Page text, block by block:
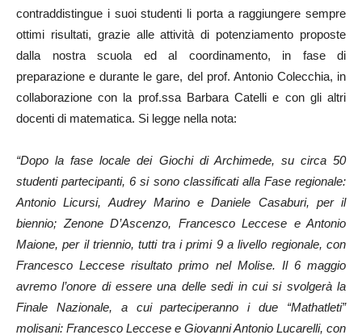
contraddistingue i suoi studenti li porta a raggiungere sempre
ottimi risultati, grazie alle attività di potenziamento proposte
dalla nostra scuola ed al coordinamento, in fase di
preparazione e durante le gare, del prof. Antonio Colecchia, in
collaborazione con la prof.ssa Barbara Catelli e con gli altri
docenti di matematica. Si legge nella nota:
“Dopo la fase locale dei Giochi di Archimede, su circa 50
studenti partecipanti, 6 si sono classificati alla Fase regionale:
Antonio Licursi, Audrey Marino e Daniele Casaburi, per il
biennio; Zenone D’Ascenzo, Francesco Leccese e Antonio
Maione, per il triennio, tutti tra i primi 9 a livello regionale, con
Francesco Leccese risultato primo nel Molise. Il 6 maggio
avremo l’onore di essere una delle sedi in cui si svolgerà la
Finale Nazionale, a cui parteciperanno i due “Mathatleti”
molisani: Francesco Leccese e Giovanni Antonio Lucarelli, con